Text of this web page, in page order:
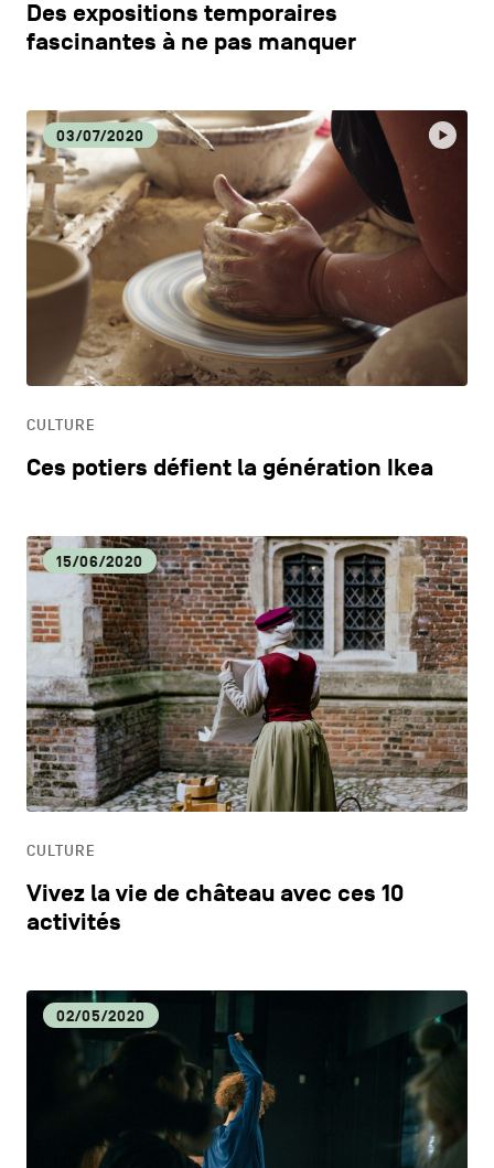
Des expositions temporaires
fascinantes à ne pas manquer
03/07/2020
CULTURE
Ces potiers défient la génération Ikea
15/06/2020
CULTURE
Vivez la vie de château avec ces 10
activités
02/05/2020